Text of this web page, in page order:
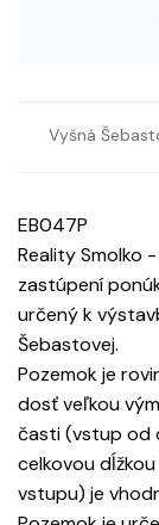
Vyšná
EB047P
Reality Smolko
zastúpení
určený k
Šebastovej.
Pozemok je
dosť veľkou
časti (vstup od
celkovou
vstupu) je